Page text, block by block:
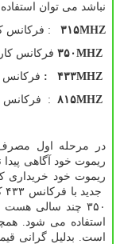
نباشد می توان
۳۱۵MHZ : فرکانس
۳۵۰MHZ فرکانس
۴۳۳MHZ : فرکانس
۸۱۵MHZ : فرکانس
در مرحله اول
ریموت خود آگاهی پیدا
ریموت خود خریداری
۳۵۰ چند سالی هست که تنها جهت دزدگیر ماشین و
است. بدلیل گرانی